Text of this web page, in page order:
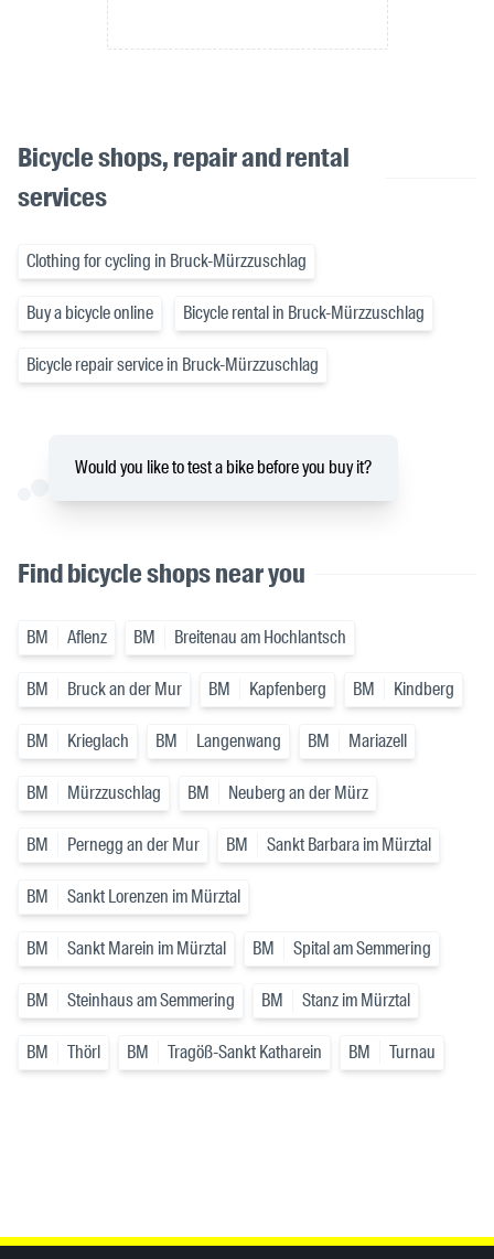
Bicycle shops, repair and rental
services
Clothing for cycling in Bruck-Mürzzuschlag
Buy a bicycle online Bicycle rental in Bruck-Mürzzuschlag
Bicycle repair service in Bruck-Mürzzuschlag
Would you like to test a bike before you buy it?
Find bicycle shops near you
BM Aflenz BM Breitenau am Hochlantsch
BM Bruck an der Mur BM Kapfenberg BM Kindberg
BM Krieglach BM Langenwang BM Mariazell
BM Mürzzuschlag BM Neuberg an der Mürz
BM Pernegg an der Mur BM Sankt Barbara im Mürztal
BM Sankt Lorenzen im Mürztal
BM Sankt Marein im Mürztal BM Spital am Semmering
BM Steinhaus am Semmering BM Stanz im Mürztal
BM Thörl BM Tragöß-Sankt Katharein BM Turnau